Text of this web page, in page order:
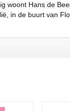
woont Hans de
in de buurt van